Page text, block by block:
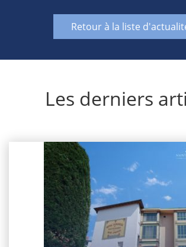
Retour à la liste
Les derniers